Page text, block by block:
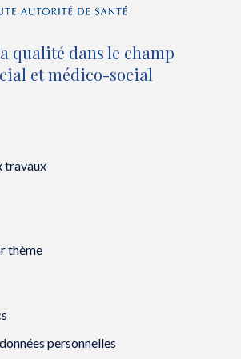
(
n
o
e
e
n
n
o
u
ê
(
n
o
qualité dans le champ
et médico-social
travaux
thème
personnelles